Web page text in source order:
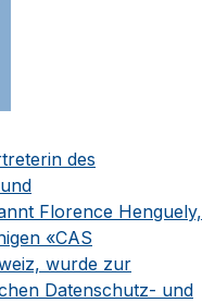
des
Florence Henguely,
«CAS
wurde zur
Datenschutz- und